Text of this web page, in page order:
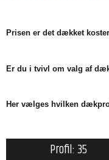
Prisen er det dækket
Er du i tvivl om valg af
Her vælges hvilken
Profil: 35